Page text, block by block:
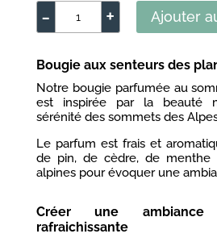
quantité
Bougie
Mont
Blanc
- + Ajouter
Bougie aux senteurs des
Notre bougie parfumée au
est inspirée par la beauté
sérénité des sommets des
Le parfum est frais et
de pin, de cèdre, de menthe
alpines pour évoquer une
Créer une
rafraichissante